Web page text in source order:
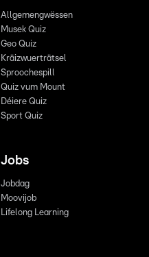
Allgemengwëssen
Musek Quiz
Geo Quiz
Kräizwuerträtsel
Sproochespill
Quiz vum Mount
Déiere Quiz
Sport Quiz
Jobs
Jobdag
Moovijob
Lifelong Learning